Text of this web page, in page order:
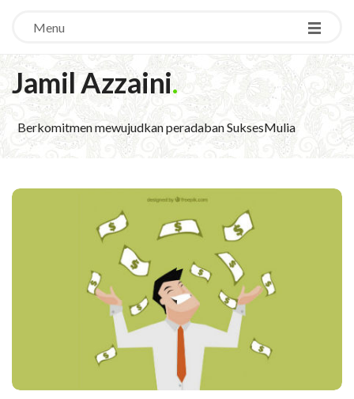
Menu
Jamil Azzaini.
Berkomitmen mewujudkan peradaban SuksesMulia